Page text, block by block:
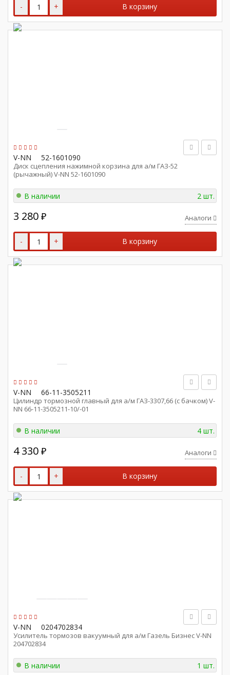
- + В корзину
V-NN 52-1601090
Диск сцепления нажимной корзина для а/м ГАЗ-52
(рычажный) V-NN 52-1601090
В наличии 2 шт.
3 280 ₽ Аналоги
- + В корзину
V-NN 66-11-3505211
Цилиндр тормозной главный для а/м ГАЗ-3307,66 (с бачком) V-
NN 66-11-3505211-10/-01
В наличии 4 шт.
4 330 ₽ Аналоги
- + В корзину
V-NN 0204702834
Усилитель тормозов вакуумный для а/м Газель Бизнес V-NN
204702834
В наличии 1 шт.